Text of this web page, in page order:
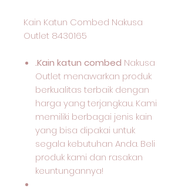
Kain Katun Combed Nakusa
Outlet 8430165
.Kain katun combed Nakusa
Outlet menawarkan produk
berkualitas terbaik dengan
harga yang terjangkau. Kami
memiliki berbagai jenis kain
yang bisa dipakai untuk
segala kebutuhan Anda. Beli
produk kami dan rasakan
keuntungannya!